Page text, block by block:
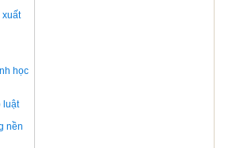
xuất
học
luật
nền